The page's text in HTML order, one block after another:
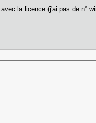
la licence (j'ai pas de n°